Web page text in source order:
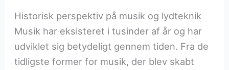
Historisk perspektiv på musik og lydteknik
Musik har eksisteret i tusinder af år og har
udviklet sig betydeligt gennem tiden. Fra de
tidligste former for musik, der blev skabt